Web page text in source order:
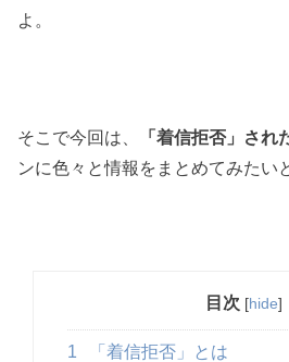
よ。
そこで今回は、 「着信拒否」され
ンに色々と情報をまとめてみたい
目次 [hide]
1 「着信拒否」とは